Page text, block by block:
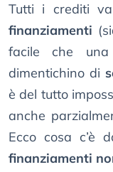
Tutti i crediti
finanziamenti
facile che
dimentichino di
è del tutto
anche
Ecco cosa c’è
finanziamenti